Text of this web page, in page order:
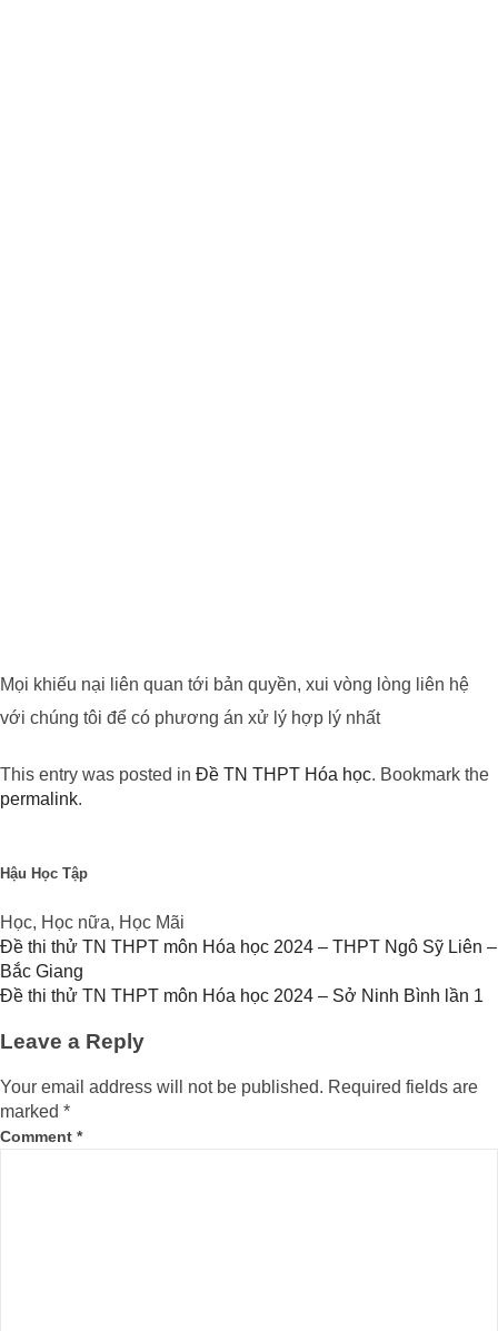
Mọi khiếu nại liên quan tới bản quyền, xui vòng lòng liên hệ
với chúng tôi để có phương án xử lý hợp lý nhất
This entry was posted in Đề TN THPT Hóa học. Bookmark the
permalink.
Hậu Học Tập
Học, Học nữa, Học Mãi
Đề thi thử TN THPT môn Hóa học 2024 – THPT Ngô Sỹ Liên –
Bắc Giang
Đề thi thử TN THPT môn Hóa học 2024 – Sở Ninh Bình lần 1
Leave a Reply
Your email address will not be published. Required fields are
marked *
Comment *